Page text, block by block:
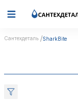
Сантехдеталь SharkBite